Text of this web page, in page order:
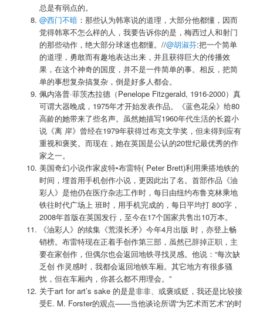
总是有弱点的。
@西门不暗：那些认为韩寒说的道理，大部分他都懂，因而
觉得韩寒不怎么样的人，我要告诉你的是，梅西过人和射门
的那些动作，绝大部分球迷也都懂。//@胡淑芬:把一个简单
的道理，勇敢而有趣地表达出来，并且获得巨大的传播效
果，在这个神奇的国度，并不是一件简单的事。相反，把简
单的事想复杂搞复杂，倒是好多人都会。
佩内洛普·菲茨杰拉德（Penelope Fitzgerald, 1916-2000）真
可谓大器晚成，1975年才开始发表作品。《蓝色花朵》给80
高龄的她带来了些名声。虽然她描写1960年代生活的长篇小
说《离 岸》曾经在1979年获得过布克文学奖，但未得到应有
重视和褒奖。而现在，她在英国是公认的20世纪最优秀的作
家之一。
美国奇幻小说作家皮特•布雷特( Peter Brett)利用乘搭地铁的
时间，埋首用手机创作小说，更因此出了名。首部作品《油
彩人》是他仍在医疗杂志工作时，每日由纽约布鲁克林乘地
铁往时代广场上 班时，用手机完成的，每日平均打 800字，
2008年首版在英国发行，至今在17个国家共售出10万本。
《油彩人》的续集《荒漠长矛》今年4月出版 时，亦登上畅
销榜。布雷特现在正着手创作第三部，虽然已辞掉正职，主
要在家创作，但偶尔也会返回地铁寻找灵感。他说：“每次缺
乏创 作灵感时，我都会返回地铁车厢。其它地方有很多骚
扰，但在车厢内，你甚么都不用理会。”
关于art for art’s sake 的是是非非、或褒或贬，我还是比较接
受E. M. Forster的观点——当他谈论所谓“为艺术而艺术”的时